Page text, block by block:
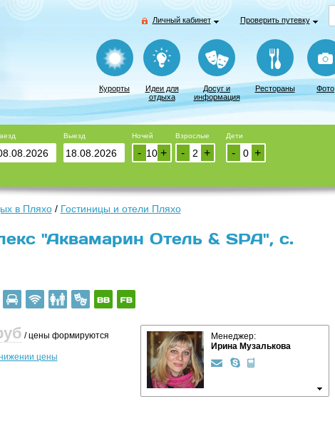
Личный кабинет Проверить путевку
Курорты
Идеи для
отдыха
Досуг и
информация
Рестораны Фото
Выезд Ночей
+
-
Взрослые
+
-
Дети
+
-
в Пляхо/ Гостиницы и отели Пляхо
"Аквамарин Отель & SPA", с.
/ цены формируются
цены
Менеджер:
Ирина Музалькова